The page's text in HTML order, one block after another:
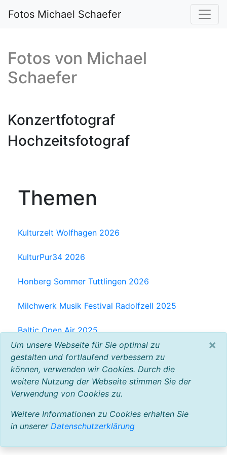
Fotos Michael Schaefer
Fotos von Michael
Schaefer
Konzertfotograf
Hochzeitsfotograf
Themen
Kulturzelt Wolfhagen 2026
KulturPur34 2026
Honberg Sommer Tuttlingen 2026
Milchwerk Musik Festival Radolfzell 2025
Baltic Open Air 2025
VW Bus Festival 2023
alle Bilder zeigen
Um unsere Webseite für Sie optimal zu
gestalten und fortlaufend verbessern zu
können, verwenden wir Cookies. Durch die
weitere Nutzung der Webseite stimmen Sie der
Verwendung von Cookies zu.
Weitere Informationen zu Cookies erhalten Sie
in unserer Datenschutzerklärung
×